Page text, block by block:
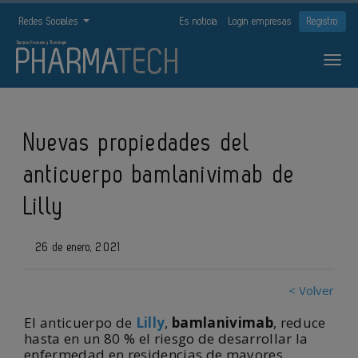
Redes Sociales Es noticia Login empresas Registro
Nuevas propiedades del
anticuerpo bamlanivimab de
Lilly
26 de enero, 2021
< Volver
El anticuerpo de Lilly, bamlanivimab, reduce
hasta en un 80 % el riesgo de desarrollar la